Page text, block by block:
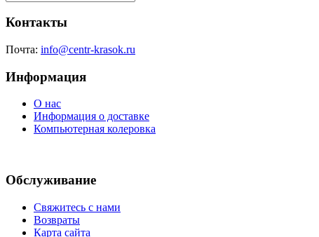
Контакты
Почта: info@centr-krasok.ru
Информация
О нас
Информация о доставке
Компьютерная колеровка
Обслуживание
Свяжитесь с нами
Возвраты
Карта сайта